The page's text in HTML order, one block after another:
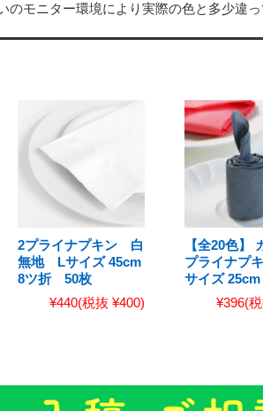
のモニター環境により実際の色と多少違
2プライナプキン 白
無地 Lサイズ 45cm
8ツ折 50枚
¥440(税抜 ¥400)
【全20色】
プライナプ
サイズ 25cm
¥396(